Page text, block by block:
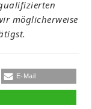
möglicherweise
E-Mail